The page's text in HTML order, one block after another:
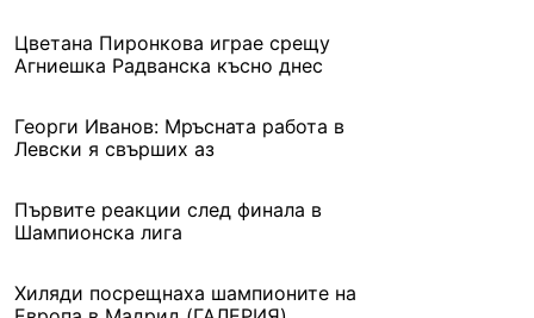
Цветана Пиронкова играе срещу
Агниешка Радванска късно днес
Георги Иванов: Мръсната работа в
Левски я свърших аз
Първите реакции след финала в
Шампионска лига
Хиляди посрещнаха шампионите на